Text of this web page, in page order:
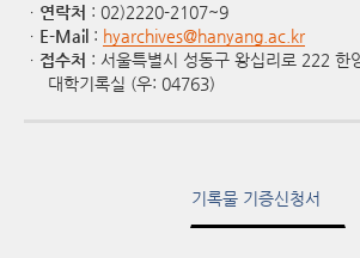
ㆍ 연락처 : 02)2220-2107~9
ㆍ E-Mail : hyarchives@hanyang.ac.kr
ㆍ 접수처 : 서울특별시 성동구 왕십리로 222 한
대학기록실 (우: 04763)
기록물 기증신청서